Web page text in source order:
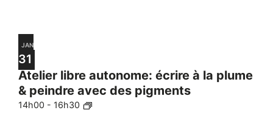
JAN
31
Atelier libre autonome: écrire à la plume
& peindre avec des pigments
14h00 - 16h30